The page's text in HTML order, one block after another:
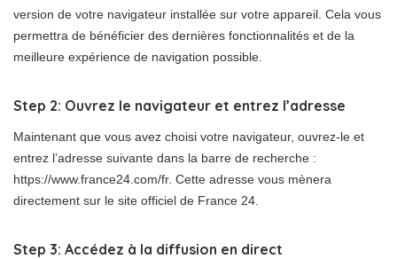
version de votre navigateur installée sur votre appareil. Cela vous
permettra de bénéficier des dernières fonctionnalités et de la
meilleure expérience de navigation possible.
Step 2: Ouvrez le navigateur et entrez l’adresse
Maintenant que vous avez choisi votre navigateur, ouvrez-le et
entrez l’adresse suivante dans la barre de recherche :
https://www.france24.com/fr. Cette adresse vous mènera
directement sur le site officiel de France 24.
Step 3: Accédez à la diffusion en direct